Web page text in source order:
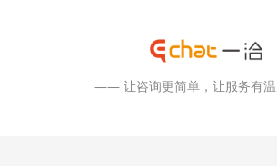
—— 让咨询更简单，让服务有